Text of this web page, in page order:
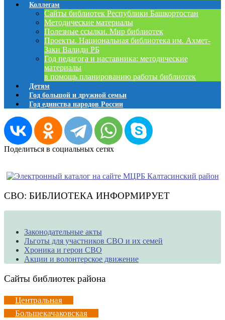
Коллегам
Сайты библиотек Республики Башкортостан
Методические материалы
Полезные ссылки. Мир библиотек
Проекты. Национальная библиотека им. Ахмет-
Заки Валиди РБ
Год педагога и наставника: методические
материалы
в помощь планированию работы библиотек
Детям
Год большой и дружной семьи
Год единства народов России
Поделиться в социальных сетях
СВО: БИБЛИОТЕКА ИНФОРМИРУЕТ
Законодательные акты
Льготы для участников СВО и их семей
Хроника и герои СВО
Акции и волонтерское движение
Сайты библиотек района
Центральная
Большекачаковская